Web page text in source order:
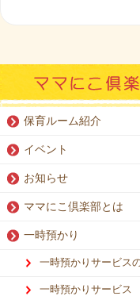
保育ルーム紹介
イベント
お知らせ
ママにこ倶楽部とは
一時預かり
一時預かりサービス
一時預かりサービス